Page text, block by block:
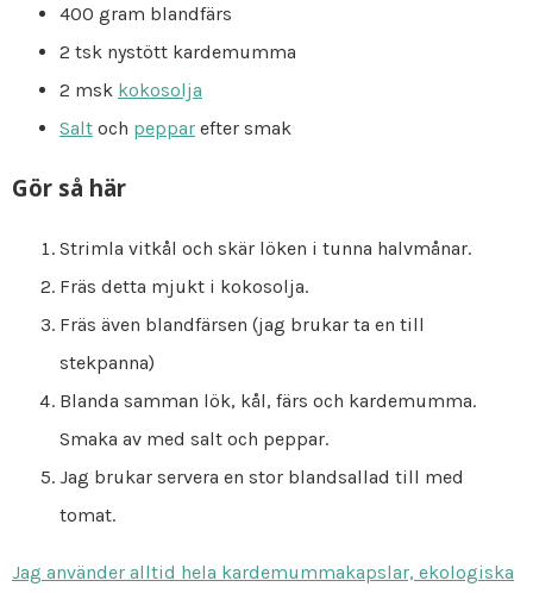
400 gram blandfärs
2 tsk nystött kardemumma
2 msk kokosolja
Salt och peppar efter smak
Gör så här
Strimla vitkål och skär löken i tunna halvmånar.
Fräs detta mjukt i kokosolja.
Fräs även blandfärsen (jag brukar ta en till
stekpanna)
Blanda samman lök, kål, färs och kardemumma.
Smaka av med salt och peppar.
Jag brukar servera en stor blandsallad till med
tomat.
Jag använder alltid hela kardemummakapslar, ekologiska